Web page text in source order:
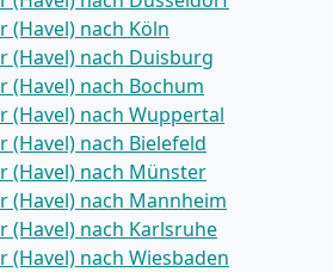
(Havel) nach Köln
(Havel) nach Duisburg
(Havel) nach Bochum
(Havel) nach Wuppertal
(Havel) nach Bielefeld
(Havel) nach Münster
(Havel) nach Mannheim
(Havel) nach Karlsruhe
(Havel) nach Wiesbaden